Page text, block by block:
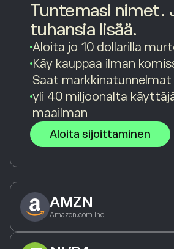
Tuntemasi nimet.
tuhansia lisää.
Aloita jo 10 dollarilla
Käy kauppaa ilman
Saat markkinatunnelmat
yli 40 miljoonalta
maailman
Aloita sijoittaminen
AMZN
Amazon.com Inc